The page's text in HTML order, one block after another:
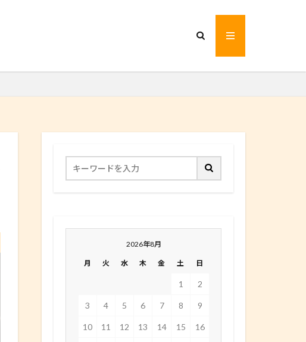
2026年8月
月 火 水 木 金 土 日
1 2
3 4 5 6 7 8 9
10 11 12 13 14 15 16